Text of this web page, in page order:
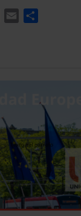
Telegram
Email